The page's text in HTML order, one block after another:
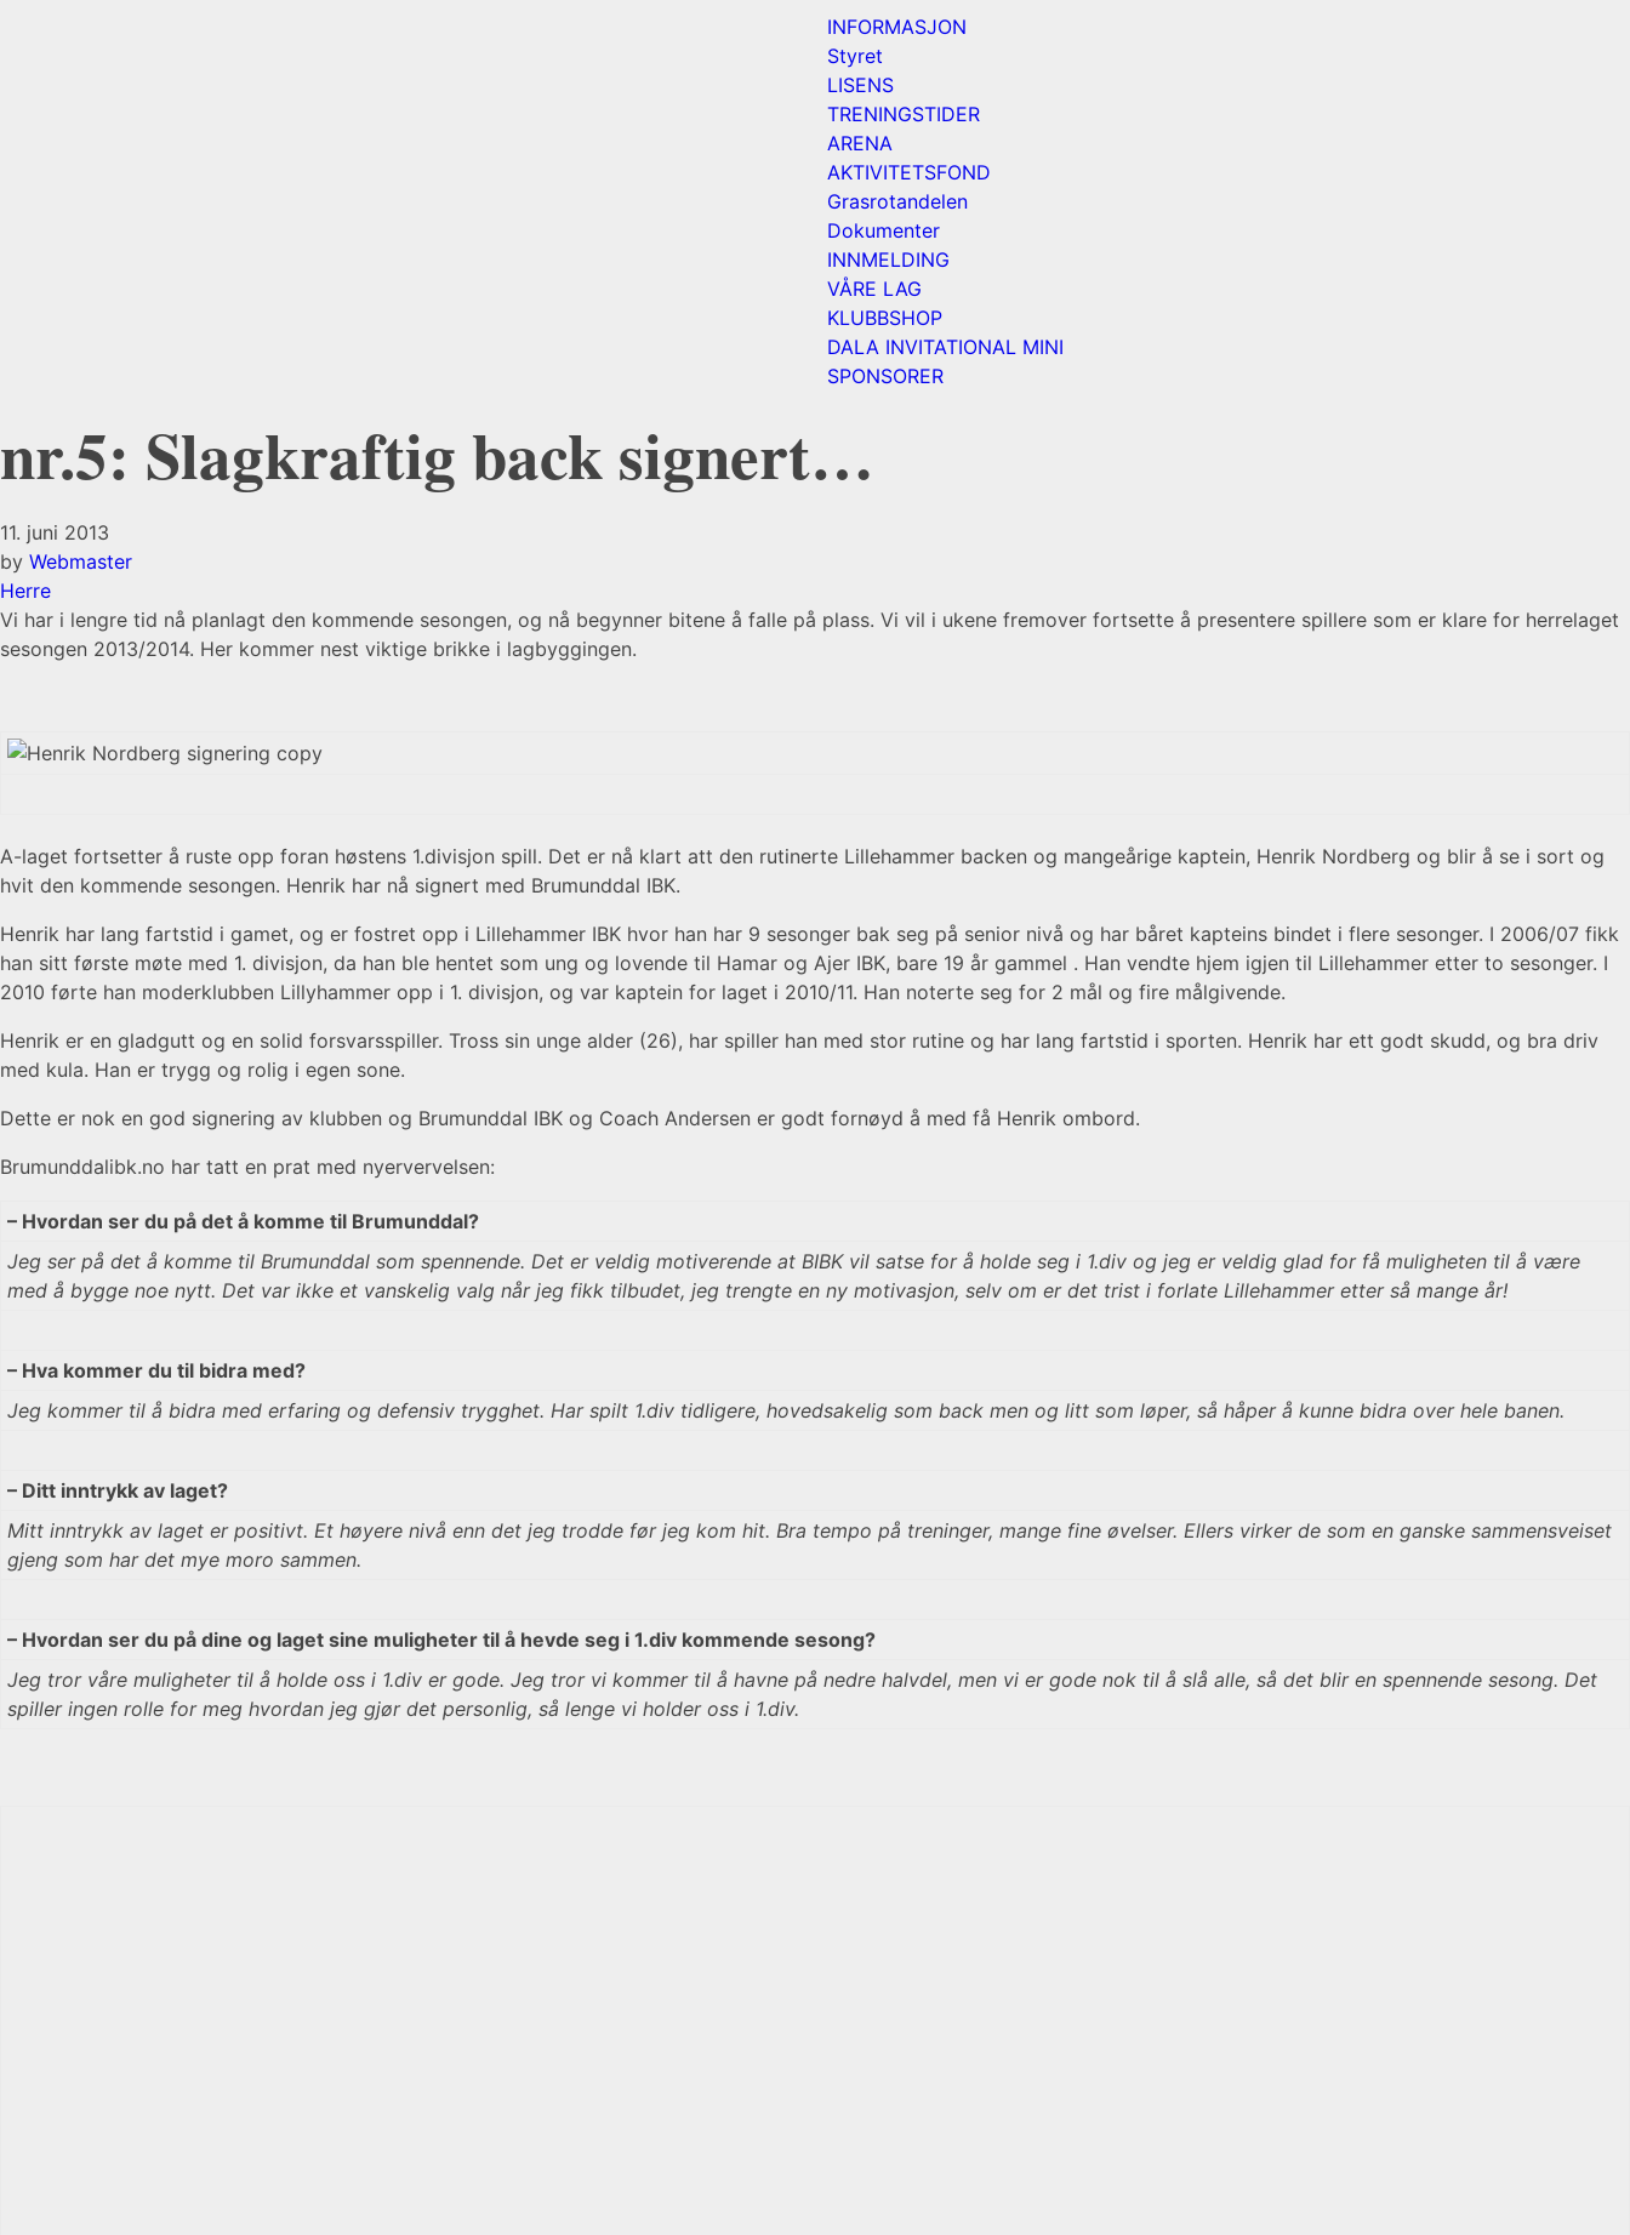
INFORMASJON
Styret
LISENS
TRENINGSTIDER
ARENA
AKTIVITETSFOND
Grasrotandelen
Dokumenter
INNMELDING
VÅRE LAG
KLUBBSHOP
DALA INVITATIONAL MINI
SPONSORER
nr.5: Slagkraftig back signert…
11. juni 2013
by Webmaster
Herre
Vi har i lengre tid nå planlagt den kommende sesongen, og nå begynner bitene å falle på plass. Vi vil i ukene fremover fortsette å presentere spillere som er klare for herrelaget
sesongen 2013/2014. Her kommer nest viktige brikke i lagbyggingen.
A-laget fortsetter å ruste opp foran høstens 1.divisjon spill. Det er nå klart att den rutinerte Lillehammer backen og mangeårige kaptein, Henrik Nordberg og blir å se i sort og
hvit den kommende sesongen. Henrik har nå signert med Brumunddal IBK.
Henrik har lang fartstid i gamet, og er fostret opp i Lillehammer IBK hvor han har 9 sesonger bak seg på senior nivå og har båret kapteins bindet i flere sesonger. I 2006/07 fikk
han sitt første møte med 1. divisjon, da han ble hentet som ung og lovende til Hamar og Ajer IBK, bare 19 år gammel . Han vendte hjem igjen til Lillehammer etter to sesonger. I
2010 førte han moderklubben Lillyhammer opp i 1. divisjon, og var kaptein for laget i 2010/11. Han noterte seg for 2 mål og fire målgivende.
Henrik er en gladgutt og en solid forsvarsspiller. Tross sin unge alder (26), har spiller han med stor rutine og har lang fartstid i sporten. Henrik har ett godt skudd, og bra driv
med kula. Han er trygg og rolig i egen sone.
Dette er nok en god signering av klubben og Brumunddal IBK og Coach Andersen er godt fornøyd å med få Henrik ombord.
Brumunddalibk.no har tatt en prat med nyervervelsen:
– Hvordan ser du på det å komme til Brumunddal?
Jeg ser på det å komme til Brumunddal som spennende. Det er veldig motiverende at BIBK vil satse for å holde seg i 1.div og jeg er veldig glad for få muligheten til å være
med å bygge noe nytt. Det var ikke et vanskelig valg når jeg fikk tilbudet, jeg trengte en ny motivasjon, selv om er det trist i forlate Lillehammer etter så mange år!
– Hva kommer du til bidra med?
Jeg kommer til å bidra med erfaring og defensiv trygghet. Har spilt 1.div tidligere, hovedsakelig som back men og litt som løper, så håper å kunne bidra over hele banen.
– Ditt inntrykk av laget?
Mitt inntrykk av laget er positivt. Et høyere nivå enn det jeg trodde før jeg kom hit. Bra tempo på treninger, mange fine øvelser. Ellers virker de som en ganske sammensveiset
gjeng som har det mye moro sammen.
– Hvordan ser du på dine og laget sine muligheter til å hevde seg i 1.div kommende sesong?
Jeg tror våre muligheter til å holde oss i 1.div er gode. Jeg tror vi kommer til å havne på nedre halvdel, men vi er gode nok til å slå alle, så det blir en spennende sesong. Det
spiller ingen rolle for meg hvordan jeg gjør det personlig, så lenge vi holder oss i 1.div.